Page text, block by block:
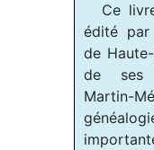
Ce
édité par
de
de ses